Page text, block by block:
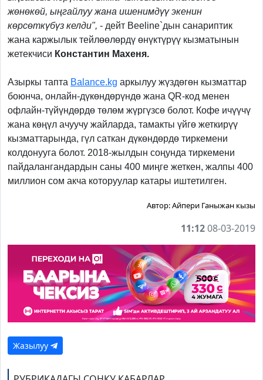
жөнөкөй, ыңгайлуу жана ишенимдүү экенин
көрсөткүбүз келди", - дейт Beeline`дын санариптик
жана каржылык тейлөөлөрдү өнүктүрүү кызматынын
жетекчиси Константин Махеня.
Азыркы тапта Balance.kg аркылуу жүздөгөн кызматтар
боюнча, онлайн-дүкөндөрүндө жана QR-код менен
офлайн-түйүндөрдө төлөм жүргүзсө болот. Кофе ичүүчү
жана көңүл ачуучу жайларда, тамакты үйгө жеткирүү
кызматтарында, гүл саткан дүкөндөрдө тиркемени
колдонууга болот. 2018-жылдын соңунда тиркемени
пайдалангандардын саны 400 миңге жеткен, жалпы 400
миллион сом акча которуулар катары иштетилген.
Автор:Айпери Ганыжан кызы
11:1208-03-2019
Жазылуу